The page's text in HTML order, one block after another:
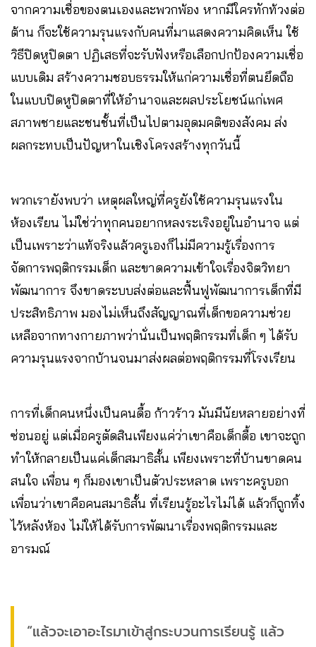
จากความเชื่อของตนเองและพวกพ้อง หากมีใครทักท้วงต่อ
ต้าน ก็จะใช้ความรุนแรงกับคนที่มาแสดงความคิดเห็น ใช้
วิธีปิดหูปิดตา ปฏิเสธที่จะรับฟังหรือเลือกปกป้องความเชื่อ
แบบเดิม สร้างความชอบธรรมให้แก่ความเชื่อที่ตนยึดถือ
ในแบบปิดหูปิดตาที่ให้อำนาจและผลประโยชน์แก่เพศ
สภาพชายและชนชั้นที่เป็นไปตามอุดมคติของสังคม ส่ง
ผลกระทบเป็นปัญหาในเชิงโครงสร้างทุกวันนี้
พวกเรายังพบว่า เหตุผลใหญ่ที่ครูยังใช้ความรุนแรงใน
ห้องเรียน ไม่ใช่ว่าทุกคนอยากหลงระเริงอยู่ในอำนาจ แต่
เป็นเพราะว่าแท้จริงแล้วครูเองก็ไม่มีความรู้เรื่องการ
จัดการพฤติกรรมเด็ก และขาดความเข้าใจเรื่องจิตวิทยา
พัฒนาการ จึงขาดระบบส่งต่อและฟื้นฟูพัฒนาการเด็กที่มี
ประสิทธิภาพ มองไม่เห็นถึงสัญญาณที่เด็กขอความช่วย
เหลือจากทางกายภาพว่านั่นเป็นพฤติกรรมที่เด็ก ๆ ได้รับ
ความรุนแรงจากบ้านจนมาส่งผลต่อพฤติกรรมที่โรงเรียน
การที่เด็กคนหนึ่งเป็นคนดื้อ ก้าวร้าว มันมีนัยหลายอย่างที่
ซ่อนอยู่ แต่เมื่อครูตัดสินเพียงแค่ว่าเขาคือเด็กดื้อ เขาจะถูก
ทำให้กลายเป็นแค่เด็กสมาธิสั้น เพียงเพราะที่บ้านขาดคน
สนใจ เพื่อน ๆ ก็มองเขาเป็นตัวประหลาด เพราะครูบอก
เพื่อนว่าเขาคือคนสมาธิสั้น ที่เรียนรู้อะไรไม่ได้ แล้วก็ถูกทิ้ง
ไว้หลังห้อง ไม่ให้ได้รับการพัฒนาเรื่องพฤติกรรมและ
อารมณ์
“แล้วจะเอาอะไรมาเข้าสู่กระบวนการเรียนรู้ แล้ว